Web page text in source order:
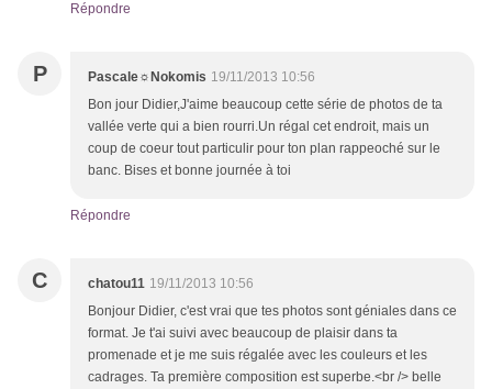
Répondre
P Pascale☼Nokomis 19/11/2013 10:56
Bon jour Didier,J'aime beaucoup cette série de photos de ta
vallée verte qui a bien rourri.Un régal cet endroit, mais un
coup de coeur tout particulir pour ton plan rappeoché sur le
banc. Bises et bonne journée à toi
Répondre
C chatou11 19/11/2013 10:56
Bonjour Didier, c'est vrai que tes photos sont géniales dans ce
format. Je t'ai suivi avec beaucoup de plaisir dans ta
promenade et je me suis régalée avec les couleurs et les
cadrages. Ta première composition est superbe.<br /> belle